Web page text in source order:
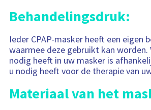
Behandelingsdruk:
Ieder CPAP-masker heeft een eigen
waarmee deze gebruikt kan worden.
nodig heeft in uw masker is
u nodig heeft voor de therapie van
Materiaal van het